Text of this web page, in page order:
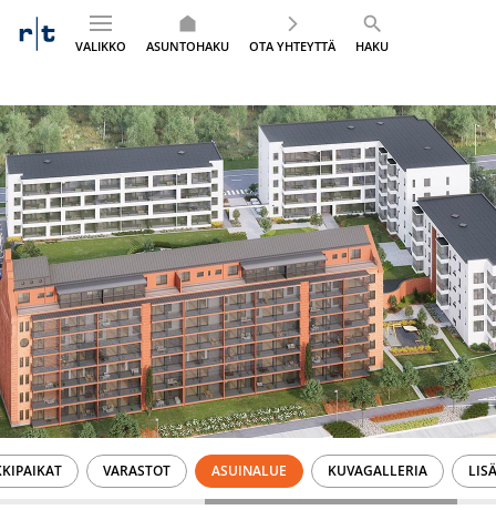
sisältöön
VALIKKO ASUNTOHAKU OTA YHTEYTTÄ HAKU
VARASTOT ASUINALUE KUVAGALLERIA